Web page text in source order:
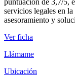
puntuación de 3,7/5,
servicios legales en
asesoramiento y
Ver ficha
Llámame
Ubicación